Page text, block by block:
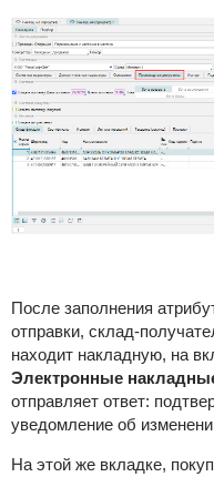
После заполнения
отправки, склад-
находит накладную, на
Электронные
отправляет ответ:
уведомление об
На этой же вкладке,